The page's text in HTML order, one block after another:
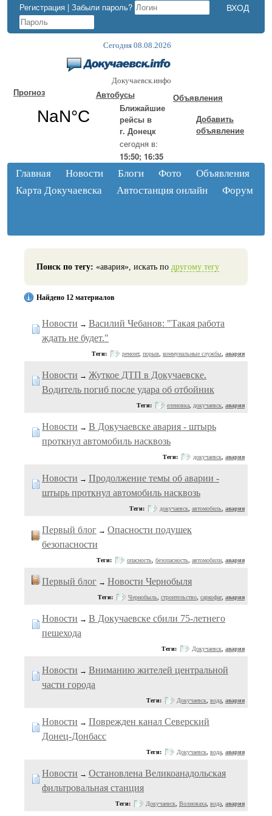
Регистрация | Забыли пароль?
Сегодня 08.08.2026
Докучаевск.инфо
Прогноз
Автобусы
Ближайшие
рейсы в
г. Донецк
сегодня в:
15:50; 16:35
Объявления
Добавить
объявление
Главная Новости Блоги Фото
Объявления
Карта Докучаевска
Автостанция онлайн Форум
Поиск по тегу: «авария», искать по другому тегу
Найдено 12 материалов
Новости → Василий Чебанов: "Такая работа
ждать не будет."
Теги: ремонт, порыв коммунальные службы авария
Новости → Жуткое ДТП в Докучаевске.
Водитель погиб после удара об отбойник
Теги: еленовка докучаевск авария
Новости → В Докучаевске авария - штырь
проткнул автомобиль насквозь
Теги: докучаевск авария
Новости → Продолжение темы об аварии -
штырь проткнул автомобиль насквозь
Теги: докучаевск автомобиль авария
Первый блог → Опасности подушек
безопасности
Теги: опасность безопасность автомобили авария
Первый блог → Новости Чернобыля
Теги: Чернобыль строительство саркофаг, авария
Новости → В Докучаевске сбили 75-летнего
пешехода
Теги: Докучаевск авария
Новости → Вниманию жителей центральной
части города
Теги: Докучаевск вода авария
Новости → Поврежден канал Северский
Донец-Донбасс
Теги: Докучаевск вода авария
Новости → Остановлена Великоанадольская
фильтровальная станция
Теги: Докучаевск Волноваха вода авария